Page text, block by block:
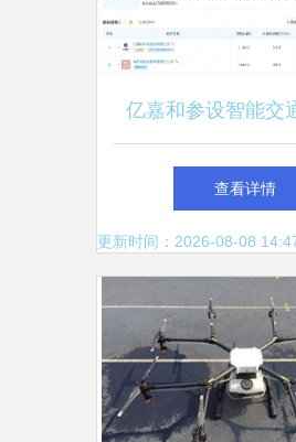
亿嘉和参设智能交
司，布局多项AI业务
人飞行器销
查看详情
更新时间：2026-08-08